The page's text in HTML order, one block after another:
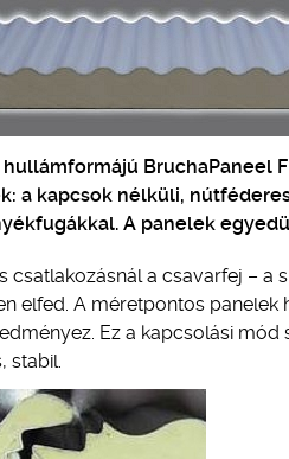
BruchaPaneel
a kapcsok nélküli,
A panelek
csatlakozásnál a csavarfej – a
elfed. A méretpontos
Ez a kapcsolási
stabil.